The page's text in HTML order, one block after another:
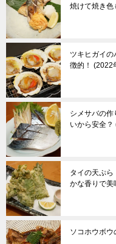
焼けて焼き色
ツキヒガイ
徴的！
2022
シメサバの
いから安全？
タイの天ぷ
かな香りで美
ソコホウボウ